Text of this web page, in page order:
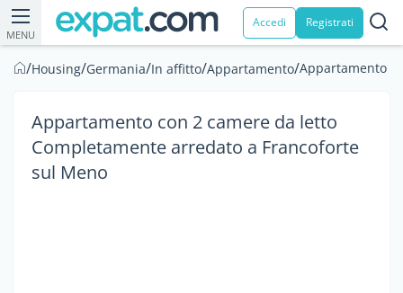
MENU
Accedi Registrati
/Housing/Germania/In affitto/Appartamento/Appartamento
Appartamento con 2 camere da letto
Completamente arredato a Francoforte
sul Meno